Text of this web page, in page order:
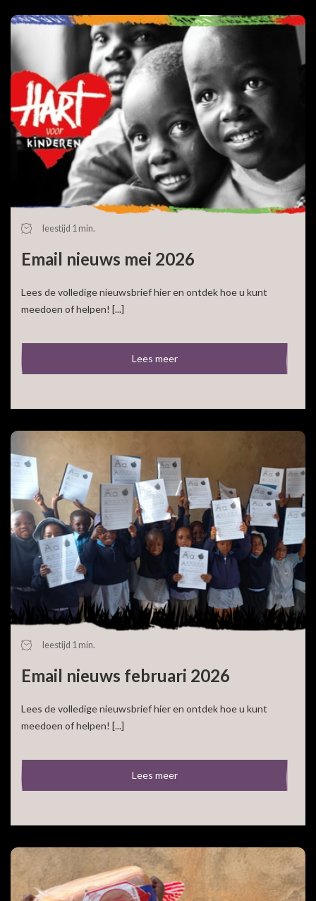
leestijd 1 min.
Email nieuws mei 2026
Lees de volledige nieuwsbrief hier en ontdek hoe u kunt
meedoen of helpen! [...]
Lees meer
leestijd 1 min.
Email nieuws februari 2026
Lees de volledige nieuwsbrief hier en ontdek hoe u kunt
meedoen of helpen! [...]
Lees meer